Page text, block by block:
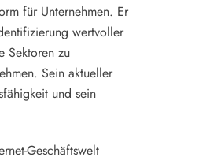
für Unternehmen. Er
wertvoller
Sektoren zu
Sein aktueller
und sein
Geschäftswelt